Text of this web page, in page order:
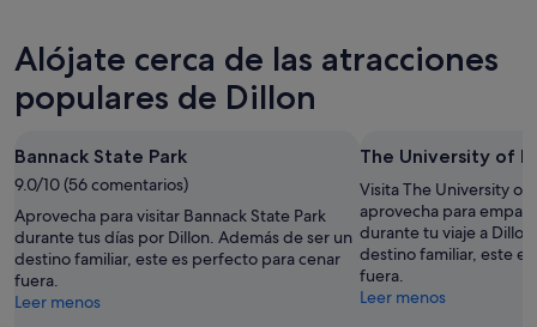
noche,
ago
9
ago
para
mañana
por
noche,
9
ago
-
10
ago
en
Dillon
para
próximo
fin
de
semana,
14
ago
-
Alójate cerca de las atracciones
populares de Dillon
Bannack State Park
9.0/10 (56 comentarios)
Aprovecha para visitar Bannack State Park
durante tus días por Dillon. Además de ser un
destino familiar, este es perfecto para cenar
fuera.
Leer menos
The University of
Visita The University of
aprovecha para
durante tu viaje a
destino familiar, este
fuera.
Leer menos